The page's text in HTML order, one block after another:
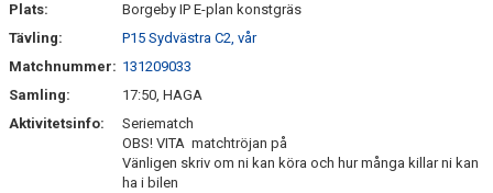
BILDGALLERI
DOKUMENT
Plats:
Borgeby IP E-plan konstgräs
Tävling:
P15 Sydvästra C2, vår
Matchnummer: 131209033
Samling:
17:50, HAGA
Aktivitetsinfo:
Seriematch
OBS! VITA matchtröjan på
Vänligen skriv om ni kan köra och hur många killar ni kan
ha i bilen